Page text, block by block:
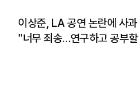
이상준, LA 공연 논란에 사과
"너무 죄송…연구하고 공부할